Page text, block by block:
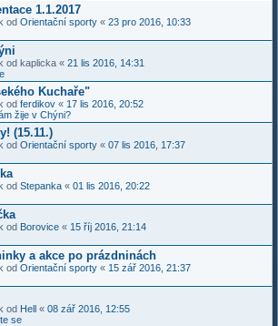
1.1.2017
od Orientační sporty « 23 pro 2016, 10:33
od kaplicka « 21 lis 2016, 14:31
Kuchaře"
od ferdikov « 17 lis 2016, 20:52
žije v Chýni?
(15.11.)
od Orientační sporty « 07 lis 2016, 17:37
od Stepanka « 01 lis 2016, 20:22
od Borovice « 15 říj 2016, 21:14
a akce po prázdninách
od Orientační sporty « 15 zář 2016, 21:37
od Hell « 08 zář 2016, 12:55
se